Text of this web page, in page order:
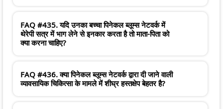
FAQ #435. यदि उनका बच्चा पिनेकल ब्लूम्स नेटवर्क में
थेरेपी सत्र में भाग लेने से इनकार करता है तो माता-पिता को
क्या करना चाहिए?
FAQ #436. क्या पिनेकल ब्लूम्स नेटवर्क द्वारा दी जाने वाली
व्यावसायिक चिकित्सा के मामले में शीघ्र हस्तक्षेप बेहतर है?